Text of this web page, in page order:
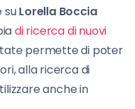
suLorella Boccia
di ricerca di nuovi
permette di poter
alla ricerca di
anche in